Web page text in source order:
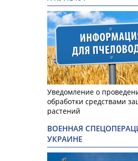
Уведомление о
обработки средствами
растений
ВОЕННАЯ
УКРАИНЕ